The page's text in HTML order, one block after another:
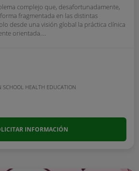
complejo que, desafortunadamente,
fragmentada en las distintas
desde una visión global la práctica clínica
orientada....
SCHOOL HEALTH EDUCATION
INFORMACIÓN